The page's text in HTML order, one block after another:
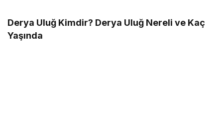
Derya Uluğ Kimdir? Derya Uluğ Nereli ve Kaç
Yaşında